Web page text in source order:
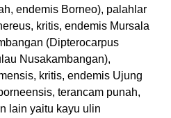
endemis Borneo), palahlar
kritis, endemis Mursala
(Dipterocarpus
Nusakambangan),
kritis, endemis Ujung
terancam punah,
lain yaitu kayu ulin